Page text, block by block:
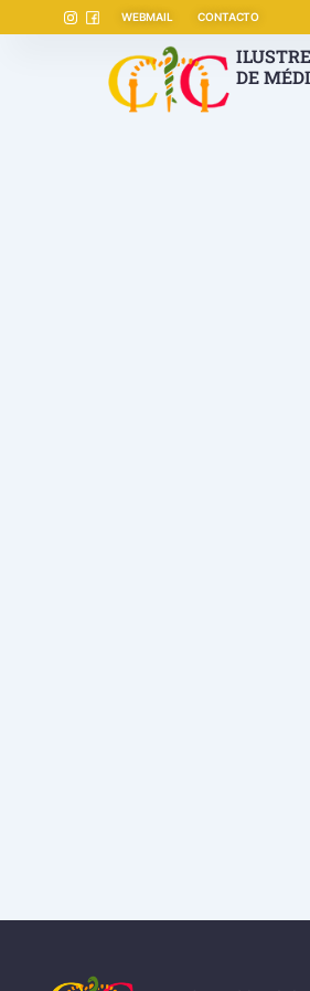
WEBMAIL CONTACTO
DE